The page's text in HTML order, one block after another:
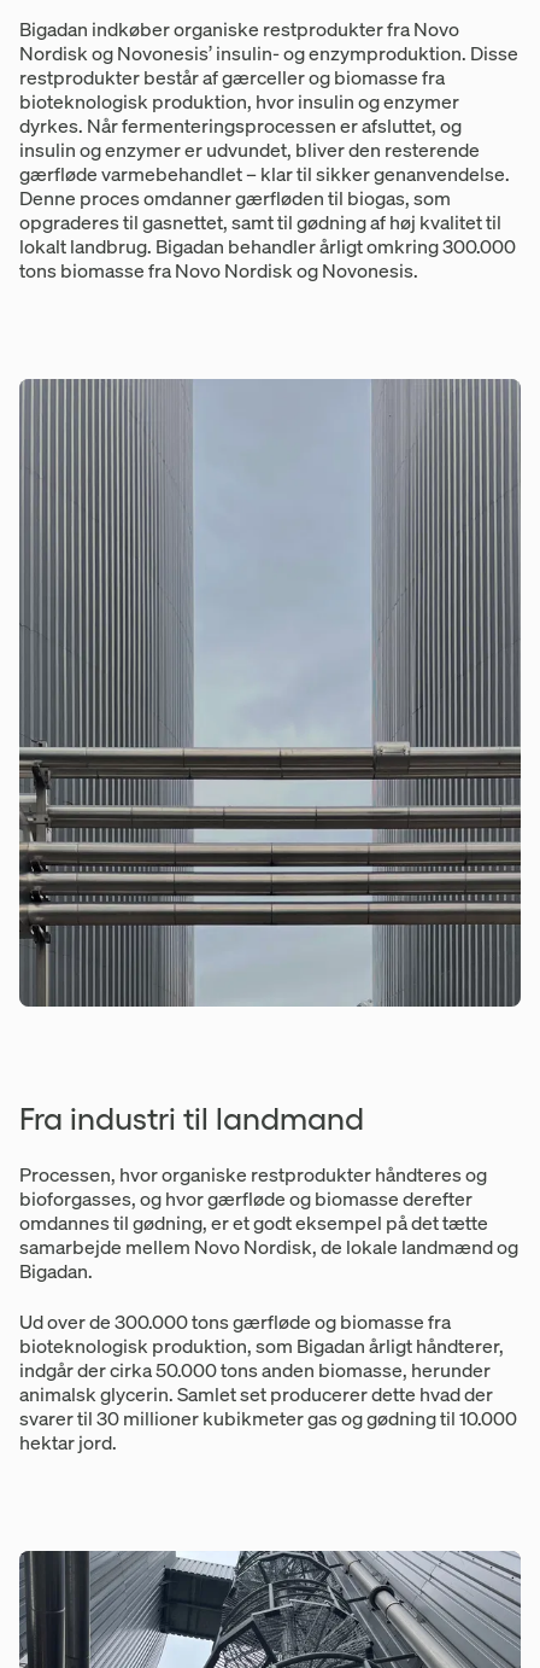
Bigadan indkøber organiske restprodukter fra Novo
Nordisk og Novonesis’ insulin- og enzymproduktion. Disse
restprodukter består af gærceller og biomasse fra
bioteknologisk produktion, hvor insulin og enzymer
dyrkes. Når fermenteringsprocessen er afsluttet, og
insulin og enzymer er udvundet, bliver den resterende
gærfløde varmebehandlet – klar til sikker genanvendelse.
Denne proces omdanner gærfløden til biogas, som
opgraderes til gasnettet, samt til gødning af høj kvalitet til
lokalt landbrug. Bigadan behandler årligt omkring 300.000
tons biomasse fra Novo Nordisk og Novonesis.
Fra industri til landmand
Processen, hvor organiske restprodukter håndteres og
bioforgasses, og hvor gærfløde og biomasse derefter
omdannes til gødning, er et godt eksempel på det tætte
samarbejde mellem Novo Nordisk, de lokale landmænd og
Bigadan.
Ud over de 300.000 tons gærfløde og biomasse fra
bioteknologisk produktion, som Bigadan årligt håndterer,
indgår der cirka 50.000 tons anden biomasse, herunder
animalsk glycerin. Samlet set producerer dette hvad der
svarer til 30 millioner kubikmeter gas og gødning til 10.000
hektar jord.